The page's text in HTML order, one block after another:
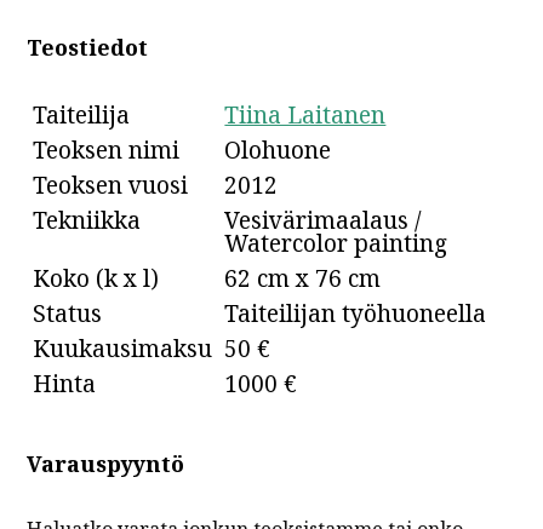
Teostiedot
Taiteilija
Tiina Laitanen
Teoksen nimi
Olohuone
Teoksen vuosi
2012
Tekniikka
Vesivärimaalaus /
Watercolor painting
Koko (k x l)
62 cm x 76 cm
Status
Taiteilijan työhuoneella
Kuukausimaksu 50 €
Hinta
1000 €
Varauspyyntö